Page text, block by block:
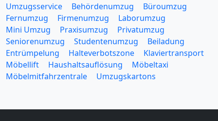
Umzugsservice Behördenumzug
Büroumzug
Fernumzug
Firmenumzug
Laborumzug
Mini Umzug
Praxisumzug
Privatumzug
Seniorenumzug
Studentenumzug
Beiladung
Entrümpelung
Halteverbotszone
Klaviertransport
Möbellift
Haushaltsauflösung
Möbeltaxi
Möbelmitfahrzentrale
Umzugskartons